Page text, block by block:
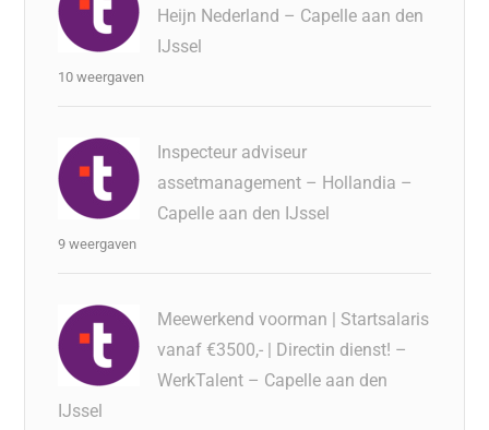
Heijn Nederland – Capelle aan den
IJssel
10 weergaven
Inspecteur adviseur
assetmanagement – Hollandia –
Capelle aan den IJssel
9 weergaven
Meewerkend voorman | Startsalaris
vanaf €3500,- | Directin dienst! –
WerkTalent – Capelle aan den
IJssel